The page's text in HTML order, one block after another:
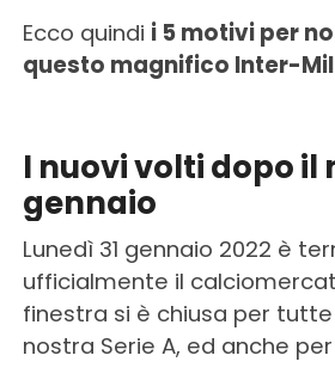
Ecco quindi i 5 motivi per
questo magnifico Inter-
I nuovi volti dopo il
gennaio
Lunedì 31 gennaio 2022 è
ufficialmente il
finestra si è chiusa per
nostra Serie A, ed anche